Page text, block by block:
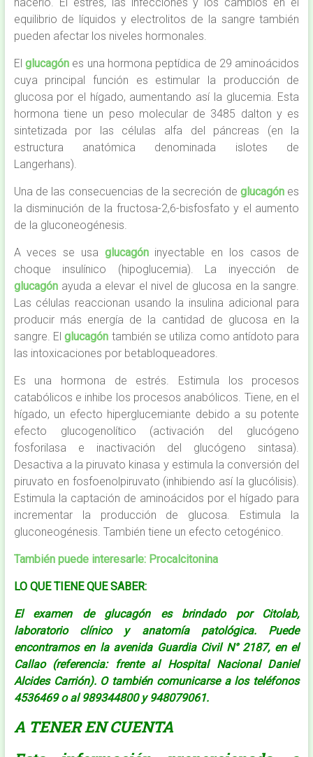
equilibrio de líquidos y electrolitos de la sangre también
pueden afectar los niveles hormonales.
Elglucagón es una hormona peptídica de 29 aminoácidos
cuya principal función es estimular la producción de
glucosa por el hígado, aumentando así la glucemia. Esta
hormona tiene un peso molecular de 3485 dalton y es
sintetizada por las células alfa del páncreas (en la
estructura anatómica denominada islotes de
Langerhans).
Una de las consecuencias de la secreción de glucagónes
la disminución de la fructosa-2,6-bisfosfato y el aumento
de la gluconeogénesis.
A veces se usa glucagóninyectable en los casos de
choque insulínico (hipoglucemia). La inyección de
glucagón ayuda a elevar el nivel de glucosa en la sangre.
Las células reaccionan usando la insulina adicional para
producir más energía de la cantidad de glucosa en la
sangre. Elglucagón también se utiliza como antídoto para
las intoxicaciones por betabloqueadores.
Es una hormona de estrés. Estimula los procesos
catabólicos e inhibe los procesos anabólicos. Tiene, en el
hígado, un efecto hiperglucemiante debido a su potente
efecto glucogenolítico (activación del glucógeno
fosforilasa e inactivación del glucógeno sintasa).
Desactiva a la piruvato kinasa y estimula la conversión del
piruvato en fosfoenolpiruvato (inhibiendo así la glucólisis).
Estimula la captación de aminoácidos por el hígado para
incrementar la producción de glucosa. Estimula la
gluconeogénesis. También tiene un efecto cetogénico.
También puede interesarle: Procalcitonina
LO QUE TIENE QUE SABER:
El examen de glucagón es brindado por Citolab,
laboratorio clínico y anatomía patológica. Puede
encontrarnos en la avenida Guardia Civil N° 2187, en el
Callao (referencia: frente al Hospital Nacional Daniel
Alcides Carrión). O también comunicarse a los teléfonos
4536469 o al 989344800 y 948079061.
A TENER EN CUENTA